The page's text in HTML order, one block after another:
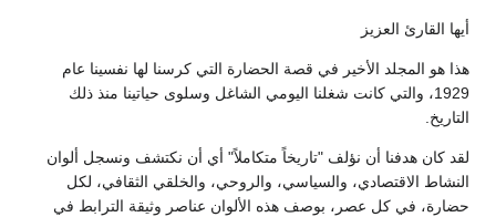
أيها القارئ العزيز
هذا هو المجلد الأخير في قصة الحضارة التي كرسنا لها نفسينا عام
1929، والتي كانت شغلنا اليومي الشاغل وسلوى حياتينا منذ ذلك
التاريخ.
لقد كان هدفنا أن نؤلف "تاريخاً متكاملاً" أي أن نكتشف ونسجل ألوان
النشاط الاقتصادي، والسياسي، والروحي، والخلقي الثقافي، لكل
حضارة، في كل عصر، بوصف هذه الألوان عناصر وثيقة الترابط في